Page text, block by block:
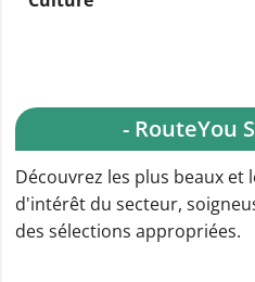
- RouteYou
Découvrez les plus beaux
d'intérêt du secteur,
des sélections appropriées.